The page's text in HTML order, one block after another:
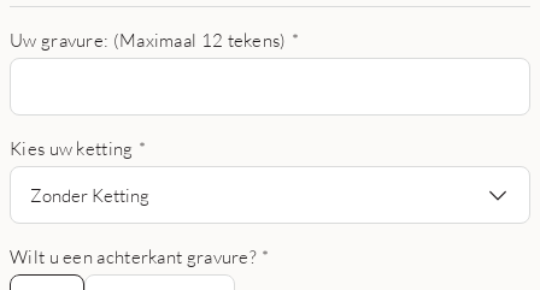
Uw gravure: (Maximaal 12 tekens) *
Kies uw ketting *
Zonder Ketting
Wilt u een achterkant gravure? *
Nee